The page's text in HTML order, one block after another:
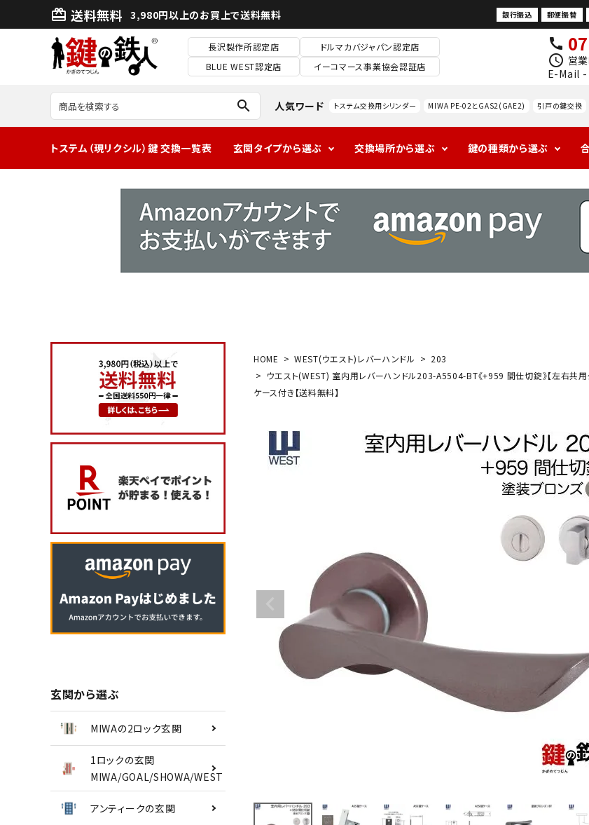
card_giftcard 送料無料 3,980円以上のお買上で送料無料 銀行振込 郵便振替
長沢製作所認定店
ドルマカバジャパン認定店
BLUE WEST認定店
イーコマース事業協会認証店
call
schedule 営
E-Mail
search 人気ワード トステム交換用シリンダー MIWA PE-02とGAS2(GAE2) 引戸の鍵交換
トステム（現リクシル）鍵 交換一覧表 玄関タイプから選ぶ
MIWA2ロック玄
関
玄関
交換場所から選ぶ
室
内
錠
ブ交
換
MIWA
鍵の種類から選ぶ
防犯対策
レバーハンドル錠の交換
レバーハンドルのみ交換
認知症対策
INFORMATION
ACCOUNT MENU
ようこそ ゲスト 様
ログイン person 会員登録
玄関から選ぶ
MIWAの2ロック玄関
1ロックの玄関
MIWA/GOAL/SHOWA/WEST
アンティークの玄関
HOME WEST(ウエスト)レバーハンドル
203
ウエスト(WEST) 室内用レバーハンドル203-A5504-BT《+959 間仕切錠》【左右
ケース付き【送料無料】